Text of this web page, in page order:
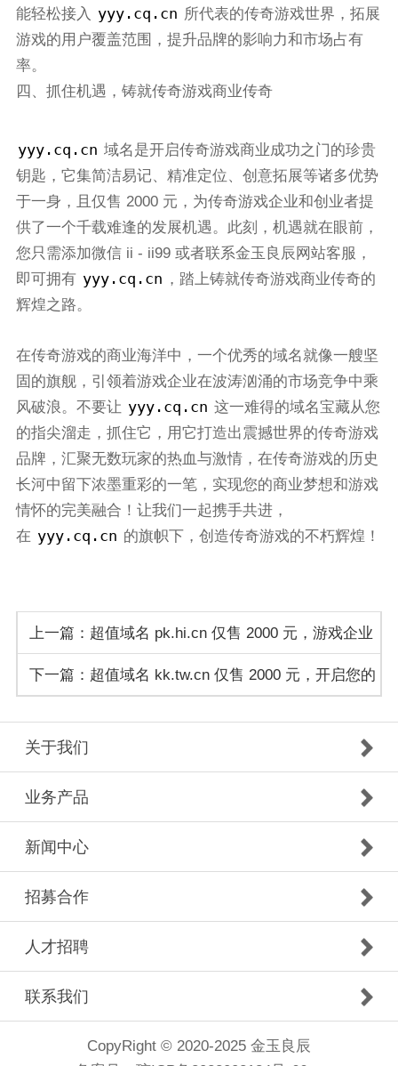
能轻松接入 yyy.cq.cn 所代表的传奇游戏世界，拓展
游戏的用户覆盖范围，提升品牌的影响力和市场占有
率。
四、抓住机遇，铸就传奇游戏商业传奇
yyy.cq.cn 域名是开启传奇游戏商业成功之门的珍贵
钥匙，它集简洁易记、精准定位、创意拓展等诸多优势
于一身，且仅售 2000 元，为传奇游戏企业和创业者提
供了一个千载难逢的发展机遇。此刻，机遇就在眼前，
您只需添加微信 ii - ii99 或者联系金玉良辰网站客服，
即可拥有 yyy.cq.cn ，踏上铸就传奇游戏商业传奇的
辉煌之路。
在传奇游戏的商业海洋中，一个优秀的域名就像一艘坚
固的旗舰，引领着游戏企业在波涛汹涌的市场竞争中乘
风破浪。不要让 yyy.cq.cn 这一难得的域名宝藏从您
的指尖溜走，抓住它，用它打造出震撼世界的传奇游戏
品牌，汇聚无数玩家的热血与激情，在传奇游戏的历史
长河中留下浓墨重彩的一笔，实现您的商业梦想和游戏
情怀的完美融合！让我们一起携手共进，
在 yyy.cq.cn 的旗帜下，创造传奇游戏的不朽辉煌！
上一篇：超值域名 pk.hi.cn 仅售 2000 元，游戏企业
的理想之选！
下一篇：超值域名 kk.tw.cn 仅售 2000 元，开启您的
关于我们
业务产品
新闻中心
招募合作
人才招聘
联系我们
CopyRight © 2020-2025 金玉良辰